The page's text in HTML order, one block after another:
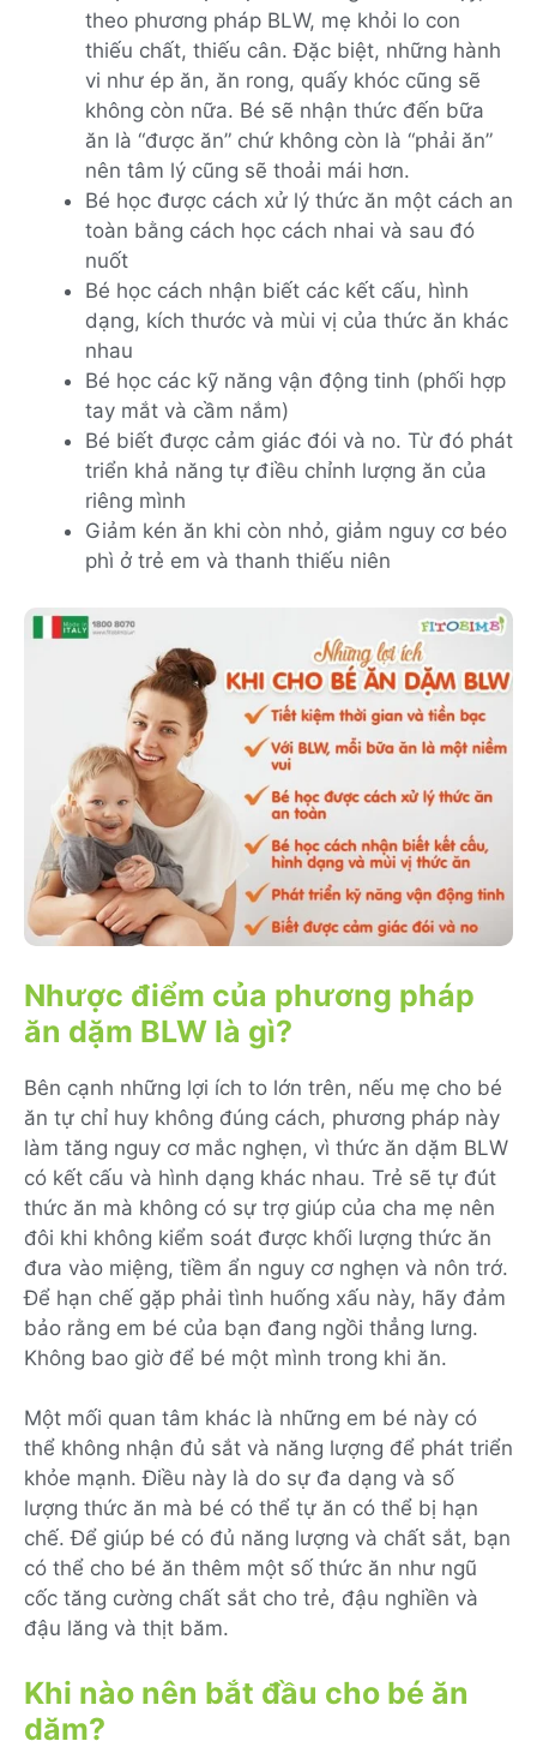
theo phương pháp BLW, mẹ khỏi lo con
thiếu chất, thiếu cân. Đặc biệt, những hành
vi như ép ăn, ăn rong, quấy khóc cũng sẽ
không còn nữa. Bé sẽ nhận thức đến bữa
ăn là “được ăn” chứ không còn là “phải ăn”
nên tâm lý cũng sẽ thoải mái hơn.
Bé học được cách xử lý thức ăn một cách an
toàn bằng cách học cách nhai và sau đó
nuốt
Bé học cách nhận biết các kết cấu, hình
dạng, kích thước và mùi vị của thức ăn khác
nhau
Bé học các kỹ năng vận động tinh (phối hợp
tay mắt và cầm nắm)
Bé biết được cảm giác đói và no. Từ đó phát
triển khả năng tự điều chỉnh lượng ăn của
riêng mình
Giảm kén ăn khi còn nhỏ, giảm nguy cơ béo
phì ở trẻ em và thanh thiếu niên
Nhược điểm của phương pháp
ăn dặm BLW là gì?
Bên cạnh những lợi ích to lớn trên, nếu mẹ cho bé
ăn tự chỉ huy không đúng cách, phương pháp này
làm tăng nguy cơ mắc nghẹn, vì thức ăn dặm BLW
có kết cấu và hình dạng khác nhau. Trẻ sẽ tự đút
thức ăn mà không có sự trợ giúp của cha mẹ nên
đôi khi không kiểm soát được khối lượng thức ăn
đưa vào miệng, tiềm ẩn nguy cơ nghẹn và nôn trớ.
Để hạn chế gặp phải tình huống xấu này, hãy đảm
bảo rằng em bé của bạn đang ngồi thẳng lưng.
Không bao giờ để bé một mình trong khi ăn.
Một mối quan tâm khác là những em bé này có
thể không nhận đủ sắt và năng lượng để phát triển
khỏe mạnh. Điều này là do sự đa dạng và số
lượng thức ăn mà bé có thể tự ăn có thể bị hạn
chế. Để giúp bé có đủ năng lượng và chất sắt, bạn
có thể cho bé ăn thêm một số thức ăn như ngũ
cốc tăng cường chất sắt cho trẻ, đậu nghiền và
đậu lăng và thịt băm.
Khi nào nên bắt đầu cho bé ăn
dặm?